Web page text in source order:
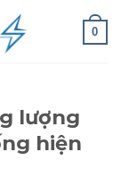
0
lượng
hiện